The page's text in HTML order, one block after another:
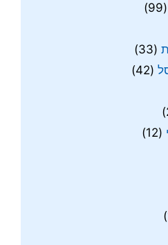
(99)
(33)
(42)
(12)